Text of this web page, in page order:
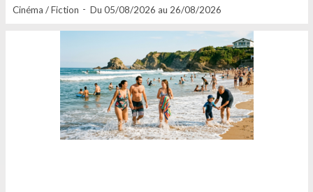
Cinéma / Fiction Du 05/08/2026 au 26/08/2026